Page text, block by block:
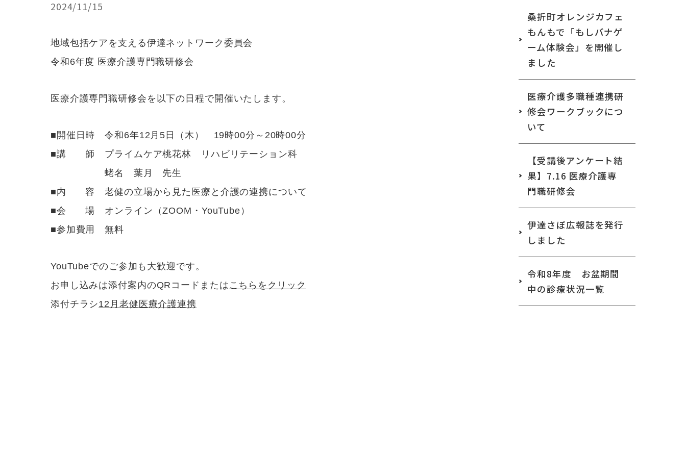
2024/11/15
地域包括ケアを支える伊達ネットワーク委員会
令和6年度 医療介護専門職研修会
医療介護専門職研修会を以下の日程で開催いたします。
■開催日時 令和6年12月5日（木） 19時00分～20時00分
■講 師 プライムケア桃花林 リハビリテーション科
蛯名 葉月 先生
■内 容 老健の立場から見た医療と介護の連携について
■会 場 オンライン（ZOOM・YouTube）
■参加費用 無料
YouTubeでのご参加も大歓迎です。
お申し込みは添付案内のQRコードまたは こちらをクリック
添付チラシ12月老健医療介護連携
桑折町オレンジカフェ
もんもで「もしバナゲ
ーム体験会」を開催し
ました
医療介護多職種連携研
修会ワークブックにつ
いて
【受講後アンケート結
果】7.16 医療介護専
門職研修会
伊達さぽ広報誌を発行
しました
令和8年度 お盆期間
中の診療状況一覧